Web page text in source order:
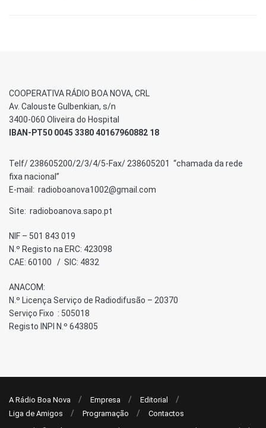
COOPERATIVA RÁDIO BOA NOVA, CRL
Av. Calouste Gulbenkian, s/n
3400-060 Oliveira do Hospital
IBAN-PT50 0045 3380 40167960882 18
Telf/ 238605200/2/3/4/5-Fax/ 238605201 “chamada da rede
fixa nacional”
E-mail: radioboanova1002@gmail.com
Site: radioboanova.sapo.pt
NIF – 501 843 019
N.º Registo na ERC: 423098
CAE: 60100 / SIC: 4832
ANACOM:
N.º Licença Serviço de Radiodifusão – 20370
Serviço Fixo : 505018
Registo INPI N.º 643805
A Rádio Boa Nova Empresa
Editorial
Liga de Amigos
Programação Contactos